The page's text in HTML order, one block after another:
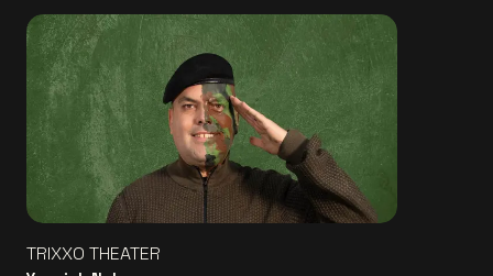
TRIXXO THEATER